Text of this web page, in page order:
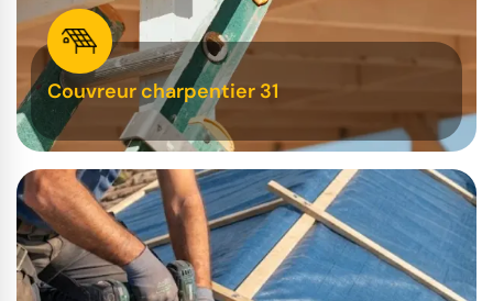
Couvreur charpentier 31